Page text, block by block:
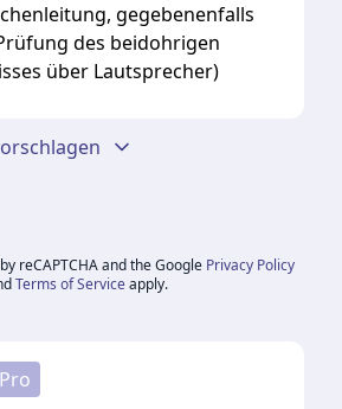
gegebenenfalls
des beidohrigen
über Lautsprecher)
reCAPTCHA and the Google Privacy Policy
Terms of Service apply.